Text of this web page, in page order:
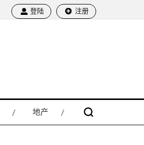
登陆 注册
地产